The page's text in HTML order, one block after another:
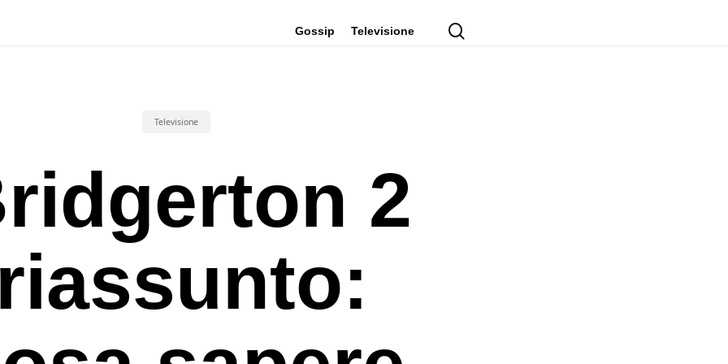
Gossip Televisione
Televisione
2
riassunto: